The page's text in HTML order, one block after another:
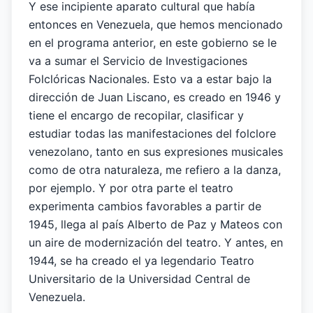
Y ese incipiente aparato cultural que había
entonces en Venezuela, que hemos mencionado
en el programa anterior, en este gobierno se le
va a sumar el Servicio de Investigaciones
Folclóricas Nacionales. Esto va a estar bajo la
dirección de Juan Liscano, es creado en 1946 y
tiene el encargo de recopilar, clasificar y
estudiar todas las manifestaciones del folclore
venezolano, tanto en sus expresiones musicales
como de otra naturaleza, me refiero a la danza,
por ejemplo. Y por otra parte el teatro
experimenta cambios favorables a partir de
1945, llega al país Alberto de Paz y Mateos con
un aire de modernización del teatro. Y antes, en
1944, se ha creado el ya legendario Teatro
Universitario de la Universidad Central de
Venezuela.